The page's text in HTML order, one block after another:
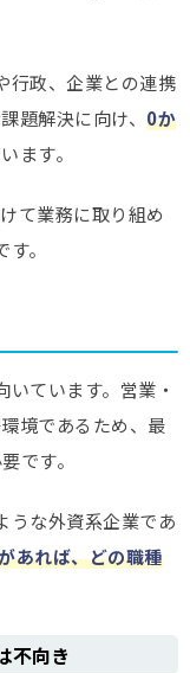
行政、企業との連携
題解決に向け、 0か
ます。
て業務に取り組め
。
ています。営業・
境であるため、最
です。
うな外資系企業であ
あれば、どの職種
不向き